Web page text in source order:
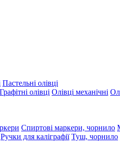
Пастельні олівці
Графітні олівці Олівці механічні
Спиртові маркери, чорнило
Ручки для каліграфії Туш, чорнило